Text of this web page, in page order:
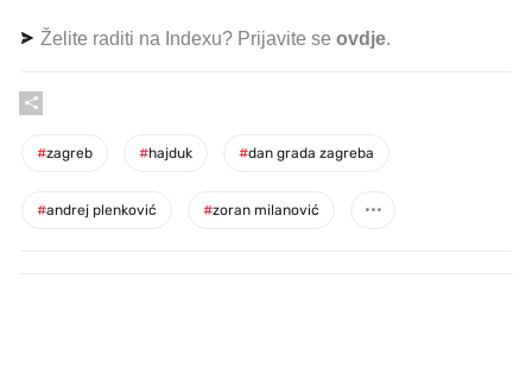
Želite raditi na Indexu? Prijavite se ovdje.
#zagreb #hajduk #dan grada zagreba
#andrej plenković #zoran milanović